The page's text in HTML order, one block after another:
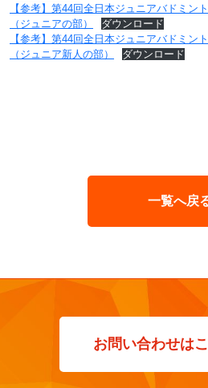
【参考】第44回全日本ジュニアバドミン
（ジュニアの部）
ダウンロード
【参考】第44回全日本ジュニアバドミン
（ジュニア新人の部）
ダウンロード
一覧へ戻
お問い合わせは